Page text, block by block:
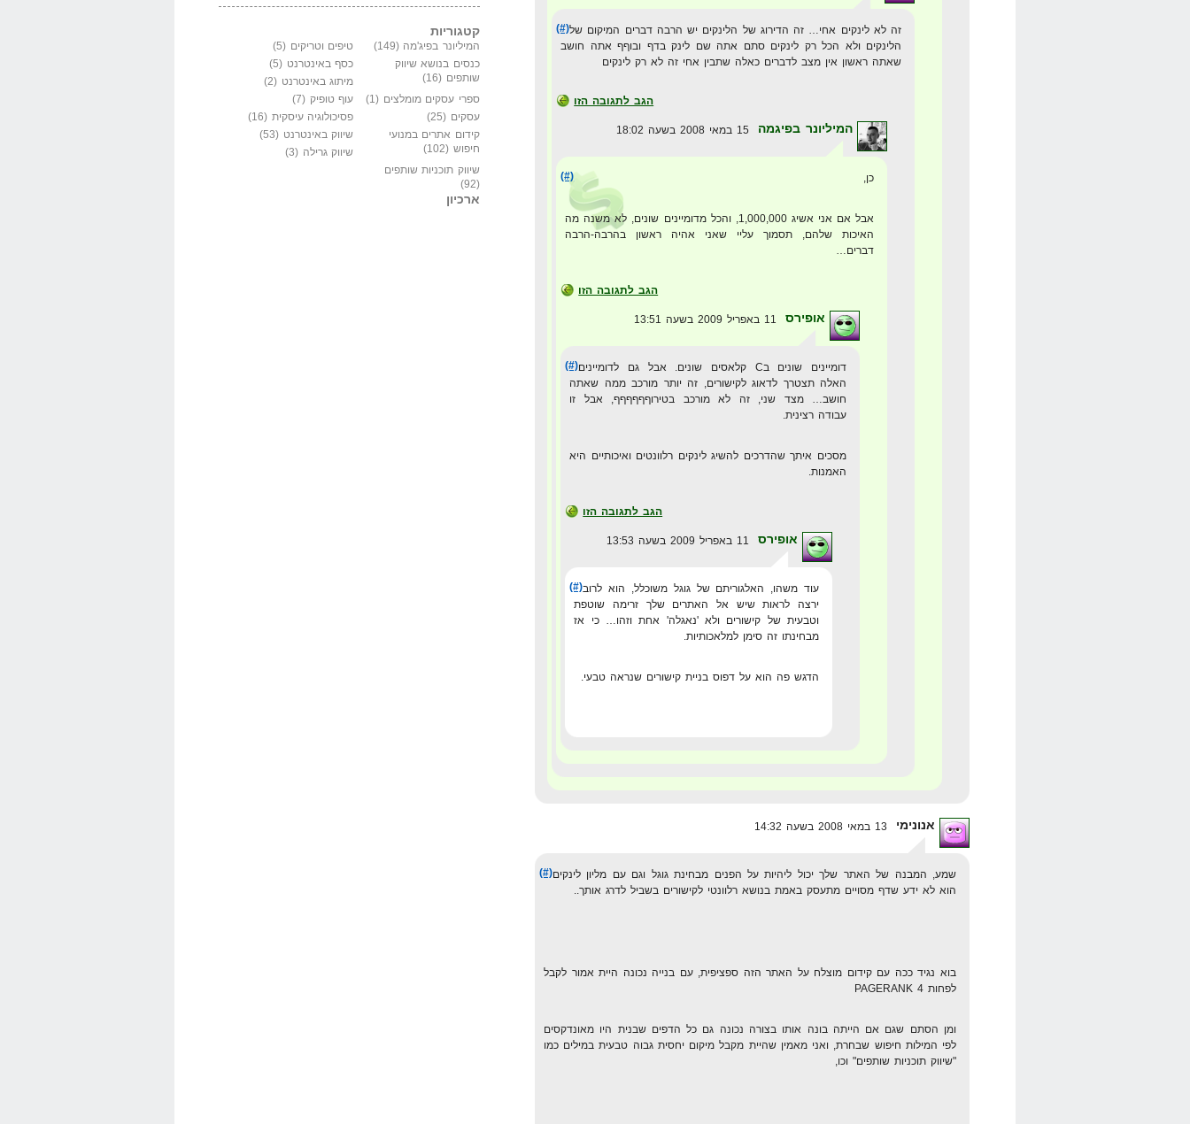
(#)זה לא לינקים אחי… זה הדירוג של הלינקים יש הרבה דברים המיקום של
הלינקים ולא הכל רק לינקים סתם אתה שם לינק בדף ובוףף אתה חושב
שאתה ראשון אין מצב לדברים כאלה שתבין אחי זה לא רק לינקים
הגב לתגובה הזו
המיליונר בפיגמה
(#) כן,
אבל אם אני אשיג 1,000,000, והכל מדומיינים שונים, לא משנה מה
האיכות שלהם, תסמוך עליי שאני אהיה ראשון בהרבה-הרבה
דברים…
הגב לתגובה הזו
אופירס
(#)דומיינים שונים בC קלאסים שונים. אבל גם לדומיינים
האלה תצטרך לדאוג לקישורים, זה יותר מורכב ממה שאתה
חושב… מצד שני, זה לא מורכב בטירוףףףףףף, אבל זו
עבודה רצינית.
מסכים איתך שהדרכים להשיג לינקים רלוונטים ואיכותיים היא
האמנות.
הגב לתגובה הזו
אופירס
(#)עוד משהו, האלגוריתם של גוגל משוכלל, הוא לרוב
ירצה לראות שיש אל האתרים שלך זרימה שוטפת
וטבעית של קישורים ולא 'נאגלה' אחת וזהו… כי אז
מבחינתו זה סימן למלאכותיות.
הדגש פה הוא על דפוס בניית קישורים שנראה טבעי.
אנונימי
(#)שמע, המבנה של האתר שלך יכול ליהיות על הפנים מבחינת גוגל וגם עם מליון לינקים
הוא לא ידע שדף מסויים מתעסק באמת בנושא רלוונטי לקישורים בשביל לדרג אותך..
בוא נגיד ככה עם קידום מוצלח על האתר הזה ספציפית, עם בנייה נכונה היית אמור לקבל
לפחות 4 PAGERANK
ומן הסתם שגם אם הייתה בונה אותו בצורה נכונה גם כל הדפים שבנית היו מאונדקסים
לפי המילות חיפוש שבחרת, ואני מאמין שהיית מקבל מיקום יחסית גבוה טבעית במילים כמו
"שיווק תוכניות שותפים" וכו,
קטגוריות
המיליונר בפיג'מה (149) טיפים וטריקים (5)
כנסים בנושא שיווק
שותפים (16)
כסף באינטרנט (5)
מיתוג באינטרנט (2)
ספרי עסקים מומלצים (1) עוף טופיק (7)
עסקים (25) פסיכולוגיה עיסקית (16)
קידום אתרים במנועי
חיפוש (102)
שיווק באינטרנט (53)
שיווק גרילה (3)
שיווק תוכניות שותפים
(92)
ארכיון